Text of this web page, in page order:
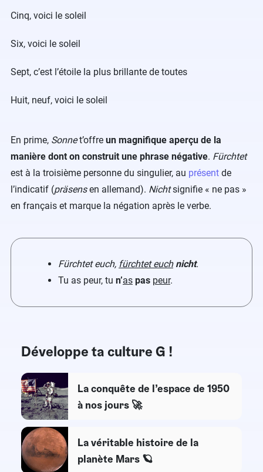
Cinq, voici le soleil
Six, voici le soleil
Sept, c’est l’étoile la plus brillante de toutes
Huit, neuf, voici le soleil
En prime, Sonnet’offre un magnifique aperçu de la
manière dont on construit une phrase négative. Fürchtet
est à la troisième personne du singulier, au présent de
l’indicatif (präsensen allemand). Nichtsignifie « ne pas »
en français et marque la négation après le verbe.
Fürchtet euch, fürchtet euch nicht.
Tu as peur, tu n’as pas peur.
Développe ta culture G !
La conquête de l’espace de 1950
à nos jours 🚀
La véritable histoire de la
planète Mars 🪐